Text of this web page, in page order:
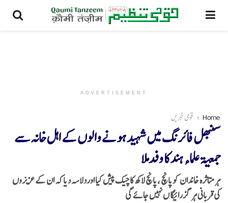
ADVERTISEMENT
Home قومی خبریں
سنبھل فائرنگ میں شہید ہونے والوں کے اہل خانہ سے
جمعیۃ علماء ہند کا وفدملا
ہر متاثرہ خاندان کوپانچ ،پانچ لاکھ کا چیک پیش کیا اوردلاسہ دیا کہ ان کے عزیزوں
کی قربانی ہر گز رائیگا ں نہیں جائے گی